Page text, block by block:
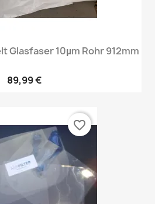
Glasfaser 10µm Rohr 912mm
89,99 €
favorite_border